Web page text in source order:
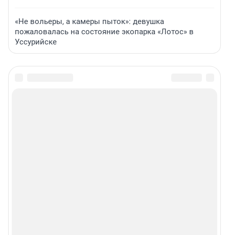
«Не вольеры, а камеры пыток»: девушка
пожаловалась на состояние экопарка «Лотос» в
Уссурийске